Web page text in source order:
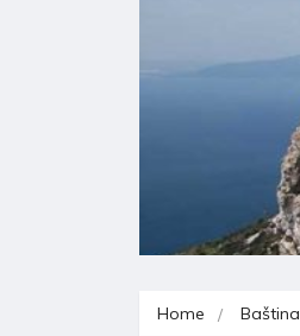
Home Baština